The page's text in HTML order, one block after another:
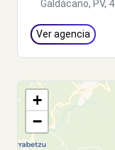
Galdácano, PV,
Ver agencia
+
−